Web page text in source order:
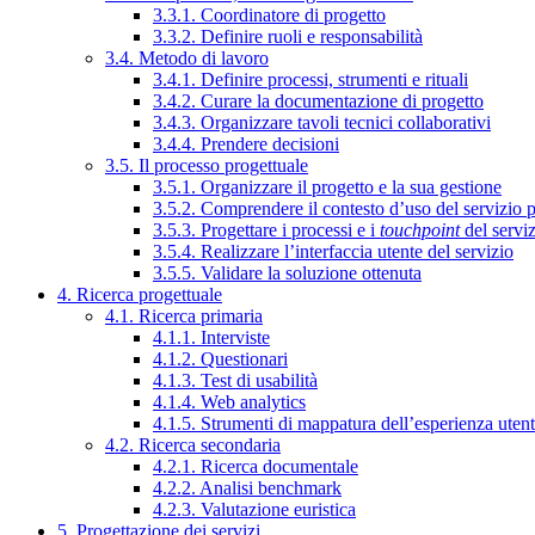
3.3.1. Coordinatore di progetto
3.3.2. Definire ruoli e responsabilità
3.4. Metodo di lavoro
3.4.1. Definire processi, strumenti e rituali
3.4.2. Curare la documentazione di progetto
3.4.3. Organizzare tavoli tecnici collaborativi
3.4.4. Prendere decisioni
3.5. Il processo progettuale
3.5.1. Organizzare il progetto e la sua gestione
3.5.2. Comprendere il contesto d’uso del servizio
3.5.3. Progettare i processi e i touchpointdel
3.5.4. Realizzare l’interfaccia utente del servizio
3.5.5. Validare la soluzione ottenuta
4. Ricerca progettuale
4.1. Ricerca primaria
4.1.1. Interviste
4.1.2. Questionari
4.1.3. Test di usabilità
4.1.4. Web analytics
4.1.5. Strumenti di mappatura dell’esperienza
4.2. Ricerca secondaria
4.2.1. Ricerca documentale
4.2.2. Analisi benchmark
4.2.3. Valutazione euristica
5. Progettazione dei servizi